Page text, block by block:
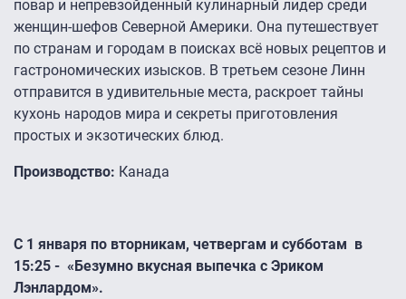
повар и непревзойденный кулинарный лидер среди
женщин-шефов Северной Америки. Она путешествует
по странам и городам в поисках всё новых рецептов и
гастрономических изысков. В третьем сезоне Линн
отправится в удивительные места, раскроет тайны
кухонь народов мира и секреты приготовления
простых и экзотических блюд.
Производство: Канада
С 1 января по вторникам, четвергам и субботам в
15:25 - «Безумно вкусная выпечка с Эриком
Лэнлардом».